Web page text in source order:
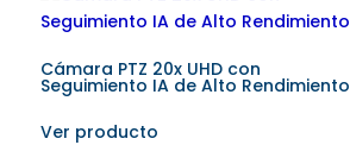
Cámara PTZ 20x UHD con
Seguimiento IA de Alto Rendimiento
Ver producto